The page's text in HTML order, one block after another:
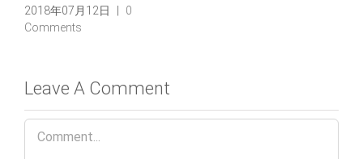
2018年07月12日
0
Comments
Leave A Comment
Comment